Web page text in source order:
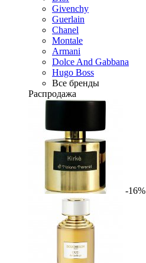
Givenchy
Guerlain
Chanel
Montale
Armani
Dolce And Gabbana
Hugo Boss
Все бренды
Распродажа
-16%